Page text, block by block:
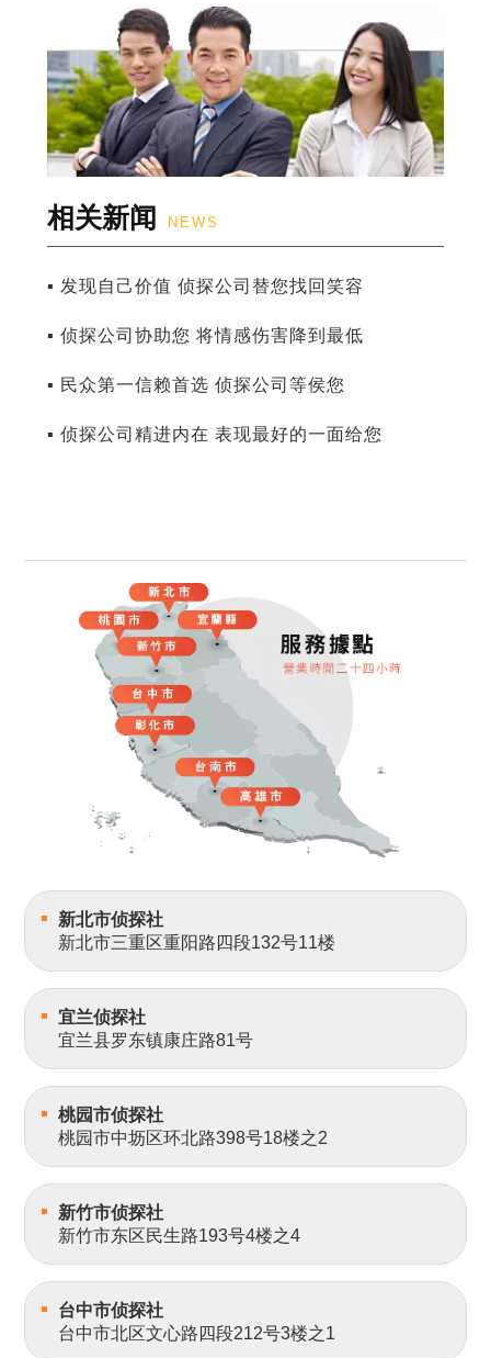
相关新闻 NEWS
▪ 发现自己价值 侦探公司替您找回笑容
▪ 侦探公司协助您 将情感伤害降到最低
▪ 民众第一信赖首选 侦探公司等侯您
▪ 侦探公司精进内在 表现最好的一面给您
新北市侦探社
新北市三重区重阳路四段132号11楼
宜兰侦探社
宜兰县罗东镇康庄路81号
桃园市侦探社
桃园市中坜区环北路398号18楼之2
新竹市侦探社
新竹市东区民生路193号4楼之4
台中市侦探社
台中市北区文心路四段212号3楼之1